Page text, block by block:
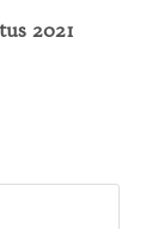
2021